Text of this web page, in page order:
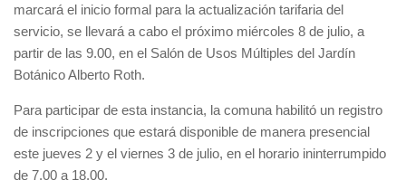
marcará el inicio formal para la actualización tarifaria del
servicio, se llevará a cabo el próximo miércoles 8 de julio, a
partir de las 9.00, en el Salón de Usos Múltiples del Jardín
Botánico Alberto Roth.
Para participar de esta instancia, la comuna habilitó un registro
de inscripciones que estará disponible de manera presencial
este jueves 2 y el viernes 3 de julio, en el horario ininterrumpido
de 7.00 a 18.00.